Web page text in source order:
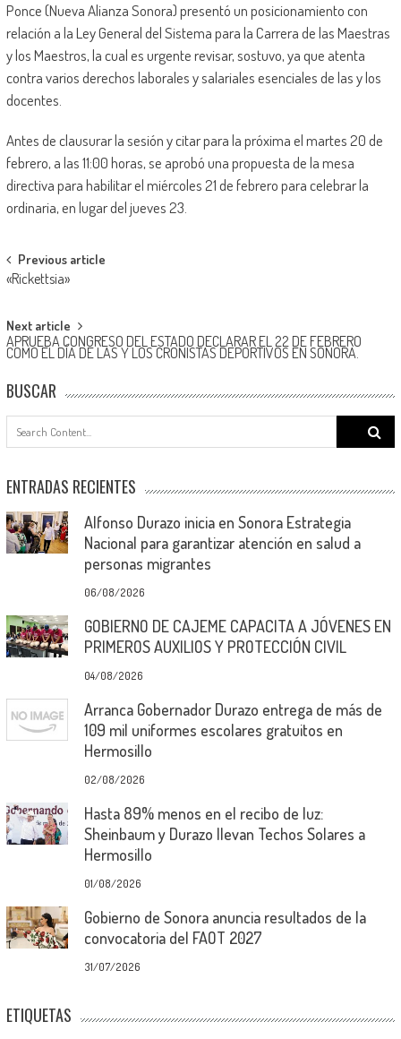
Ponce (Nueva Alianza Sonora) presentó un posicionamiento con
relación a la Ley General del Sistema para la Carrera de las Maestras
y los Maestros, la cual es urgente revisar, sostuvo, ya que atenta
contra varios derechos laborales y salariales esenciales de las y los
docentes.
Antes de clausurar la sesión y citar para la próxima el martes 20 de
febrero, a las 11:00 horas, se aprobó una propuesta de la mesa
directiva para habilitar el miércoles 21 de febrero para celebrar la
ordinaria, en lugar del jueves 23.
Post
navigation
Previous article
«Rickettsia»
Next article
APRUEBA CONGRESO DEL ESTADO DECLARAR EL 22 DE FEBRERO
COMO EL DÍA DE LAS Y LOS CRONISTAS DEPORTIVOS EN SONORA.
BUSCAR
Search
for:
ENTRADAS RECIENTES
Alfonso Durazo inicia en Sonora Estrategia
Nacional para garantizar atención en salud a
personas migrantes
06/08/2026
GOBIERNO DE CAJEME CAPACITA A JÓVENES EN
PRIMEROS AUXILIOS Y PROTECCIÓN CIVIL
04/08/2026
Arranca Gobernador Durazo entrega de más de
109 mil uniformes escolares gratuitos en
Hermosillo
02/08/2026
Hasta 89% menos en el recibo de luz:
Sheinbaum y Durazo llevan Techos Solares a
Hermosillo
01/08/2026
Gobierno de Sonora anuncia resultados de la
convocatoria del FAOT 2027
31/07/2026
ETIQUETAS